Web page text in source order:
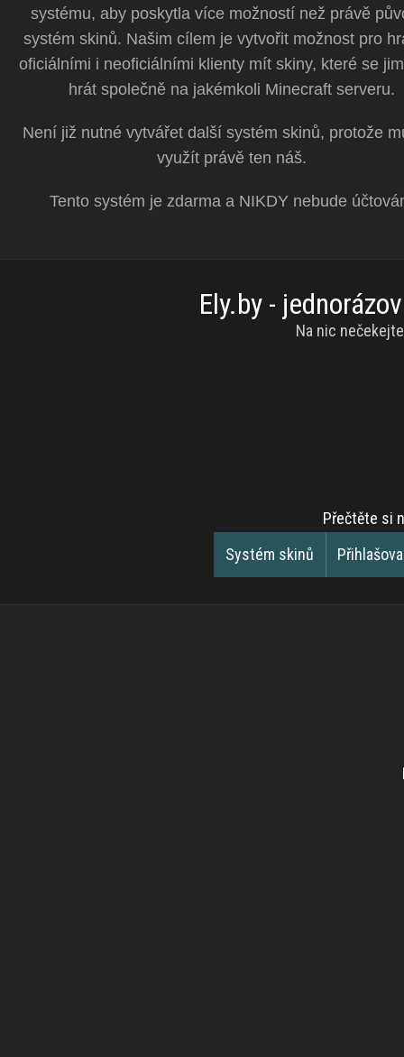
systému, aby poskytla více možností než právě
systém skinů. Našim cílem je vytvořit možnost pro
oficiálními i neoficiálními klienty mít skiny, které se
hrát společně na jakémkoli Minecraft serveru.
Není již nutné vytvářet další systém skinů, protože
využít právě ten náš.
Tento systém je zdarma a NIKDY nebude
Ely.by -
Na nic
Přečtěte si
Systém skinů